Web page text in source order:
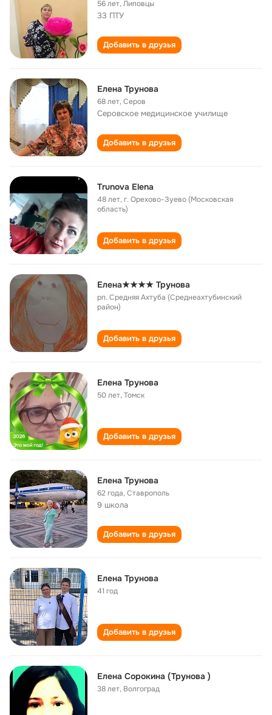
56 лет,Липовцы
33 ПТУ
Добавить в друзья
Елена Трунова
68 лет,Серов
Серовское медицинское училище
Добавить в друзья
Trunova Elena
48 лет,г. Орехово-Зуево (Московская
область)
Добавить в друзья
Елена★★★★ Трунова
рп. Средняя Ахтуба (Среднеахтубинский
район)
Добавить в друзья
Елена Трунова
50 лет,Томск
Добавить в друзья
Елена Трунова
62 года,Ставрополь
9 школа
Добавить в друзья
Елена Трунова
41 год
Добавить в друзья
Елена Сорокина (Трунова )
38 лет, Волгоград